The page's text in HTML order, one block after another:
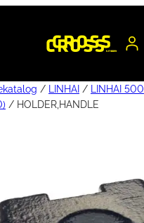
/ LINHAI / LINHAI 500
/ HOLDER,HANDLE